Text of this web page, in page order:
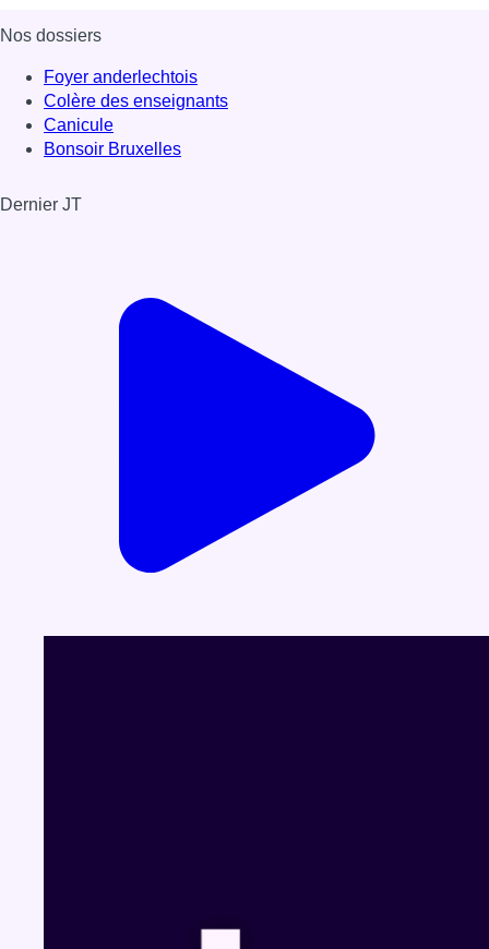
Nos dossiers
Foyer anderlechtois
Colère des enseignants
Canicule
Bonsoir Bruxelles
Dernier JT